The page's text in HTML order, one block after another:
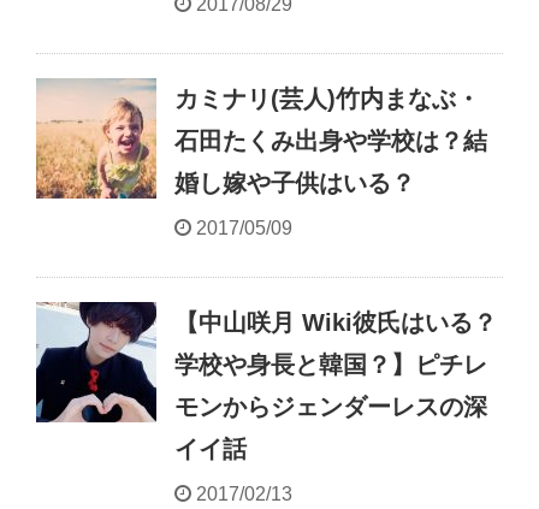
カミナリ(芸人)竹内まなぶ・
石田たくみ出身や学校は？結
婚し嫁や子供はいる？
2017/05/09
【中山咲月 Wiki彼氏はいる？
学校や身長と韓国？】ピチレ
モンからジェンダーレスの深
イイ話
2017/02/13